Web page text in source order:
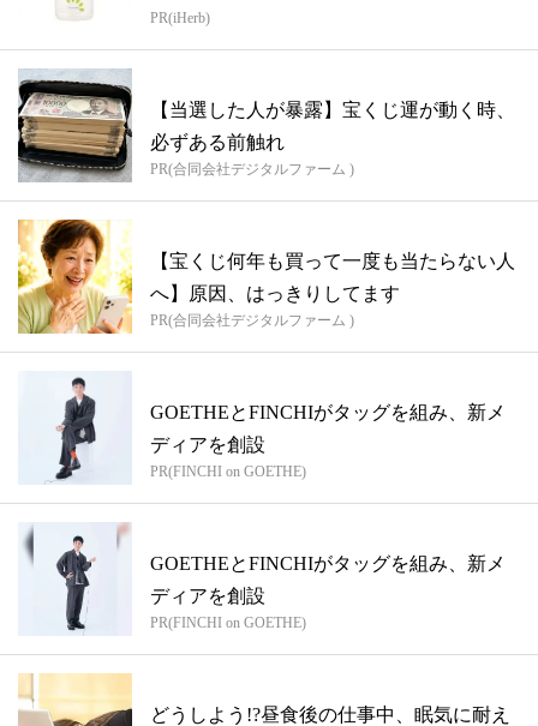
PR(iHerb)
【当選した人が暴露】宝くじ運が動く時、
必ずある前触れ
PR(合同会社デジタルファーム )
【宝くじ何年も買って一度も当たらない人
へ】原因、はっきりしてます
PR(合同会社デジタルファーム )
GOETHEとFINCHIがタッグを組み、新メ
ディアを創設
PR(FINCHI on GOETHE)
GOETHEとFINCHIがタッグを組み、新メ
ディアを創設
PR(FINCHI on GOETHE)
どうしよう!?昼食後の仕事中、眠気に耐え